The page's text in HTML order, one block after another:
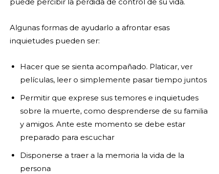
Algunas formas de ayudarlo a afrontar esas
inquietudes pueden ser:
Hacer que se sienta acompañado. Platicar, ver
películas, leer o simplemente pasar tiempo juntos
Permitir que exprese sus temores e inquietudes
sobre la muerte, como desprenderse de su familia
y amigos. Ante este momento se debe estar
preparado para escuchar
Disponerse a traer a la memoria la vida de la
persona